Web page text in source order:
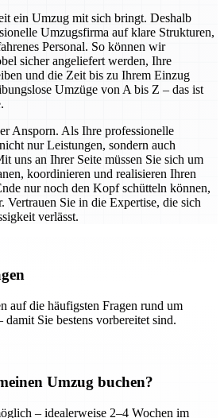
ein Umzug mit sich bringt. Deshalb
Umzugsfirma auf klare Strukturen,
Personal. So können wir
sicher angeliefert werden, Ihre
und die Zeit bis zu Ihrem Einzug
Umzüge von A bis Z – das ist
Ansporn. Als Ihre professionelle
nur Leistungen, sondern auch
uns an Ihrer Seite müssen Sie sich um
koordinieren und realisieren Ihren
nur noch den Kopf schütteln können,
Vertrauen Sie in die Expertise, die sich
verlässt.
auf die häufigsten Fragen rund um
damit Sie bestens vorbereitet sind.
Umzug buchen?
– idealerweise 2–4 Wochen im